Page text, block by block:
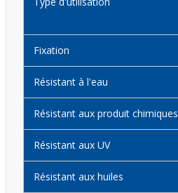
Fixation
Résistant à l'eau
Résistant aux produit chimiques
Résistant aux UV
Résistant aux huiles